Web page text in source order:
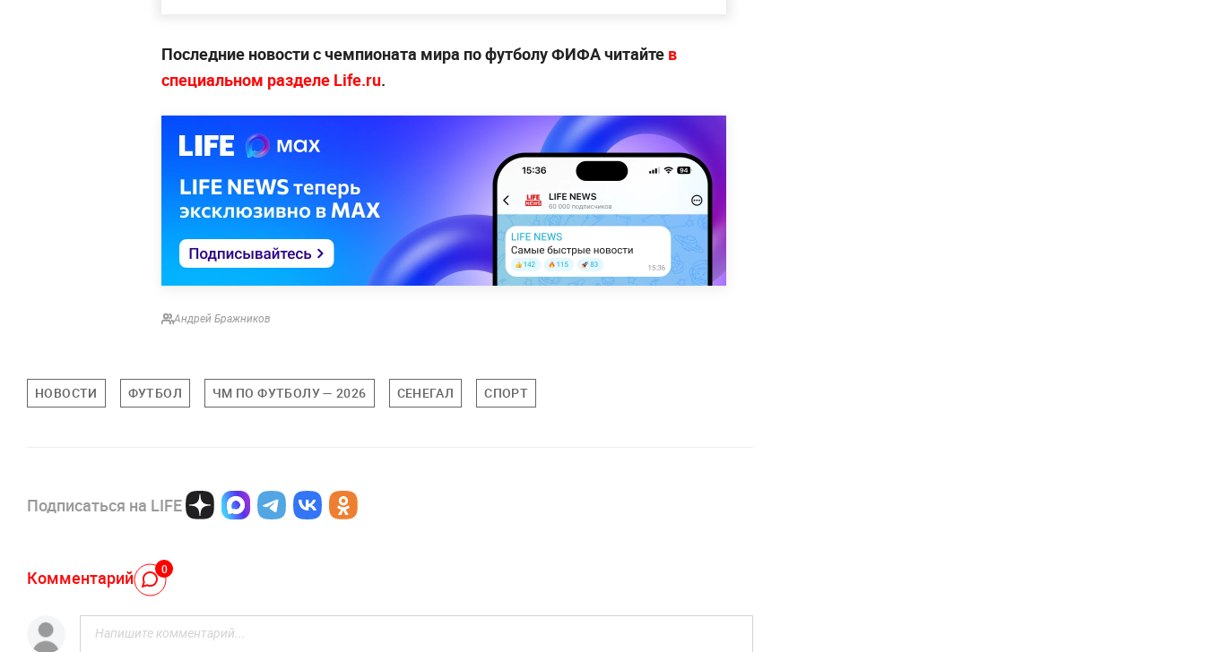
Последние новости с чемпионата мира по футболу ФИФА читайте в
специальном разделе Life.ru.
Андрей Бражников
НОВОСТИ ФУТБОЛ ЧМ ПО ФУТБОЛУ — 2026 СЕНЕГАЛ СПОРТ
Подписаться на LIFE
Комментарий 0